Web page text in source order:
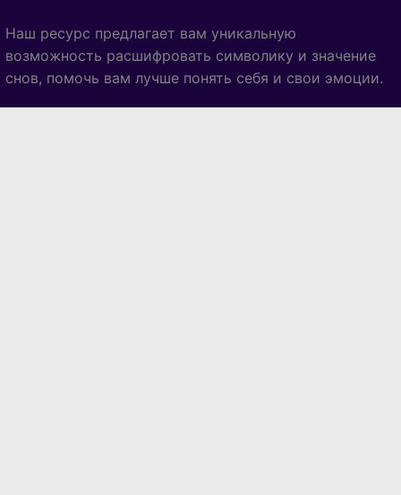
Наш ресурс предлагает вам уникальную
возможность расшифровать символику и значение
снов, помочь вам лучше понять себя и свои эмоции.